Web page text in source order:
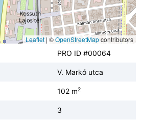
Leaflet | ©OpenStreetMapcontributors
PRO ID #00064
V. Markó utca
102 m2
3